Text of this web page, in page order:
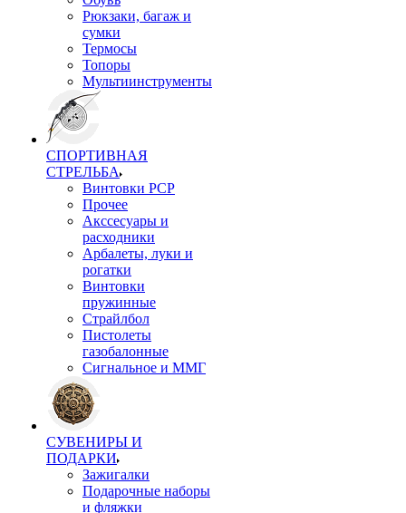
Рюкзаки, багаж и
сумки
Термосы
Топоры
Мультиинструменты
СПОРТИВНАЯ
СТРЕЛЬБА
Винтовки PCP
Прочее
Акссесуары и
расходники
Арбалеты, луки и
рогатки
Винтовки
пружинные
Страйлбол
Пистолеты
газобалонные
Сигнальное и ММГ
СУВЕНИРЫ И
ПОДАРКИ
Зажигалки
Подарочные наборы
и фляжки